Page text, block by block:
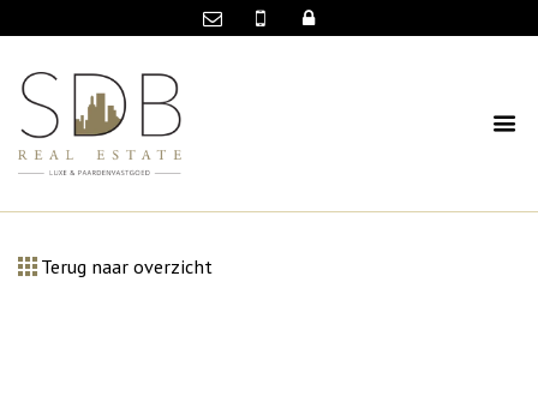
Terug naar overzicht